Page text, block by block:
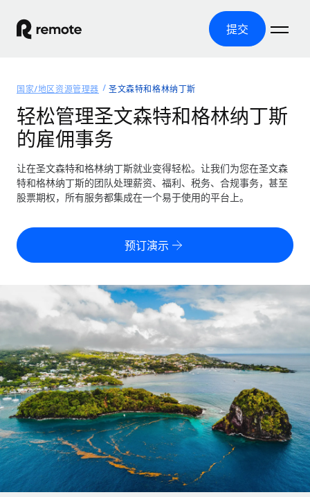
提交
产品
全球招聘
全球薪资管理
轻松运行合规薪资
零实体成本实现全球扩张
第三方合同工托管服务
合同工管理
全球合同工入职与管理
外包复杂雇佣任务
基础设施
Remote Embedded
将人力资源无缝融入工作流程
平台
团队的内置核心人力资源功能
解决方案
覆盖全球
国家/地区资源管理器
Remote 无惧对比
了解我们的竞争优势
成长阶段
初创企业
为成长型企业量身打造的全球敏捷型人力资源与薪资解决方案
中型市场
通过定制化人力资源解决方案扩展团队
企业
面向大型企业的全球化人力资源服务
资源
误分类风险计算工具
按国家/地区检查员工误分类风险
计算任何国家的员工总成本
合同工薪酬结算计算器
探索全球合同工的结算货币选项与结算速度
通过 REMOTE 学习
研究与指引
案例研究
人力资源术语表
核对表和模板
定价
中文（简体）
English
Français
Deutsch
Español
Italiano
登录
国家/地区资源管理器 圣文森特和格林纳丁斯
轻松管理圣文森特和格林纳丁斯
的雇佣事务
让在圣文森特和格林纳丁斯就业变得轻松。让我们为您在圣文森
特和格林纳丁斯的团队处理薪资、福利、税务、合规事务，甚至
股票期权，所有服务都集成在一个易于使用的平台上。
预订演示